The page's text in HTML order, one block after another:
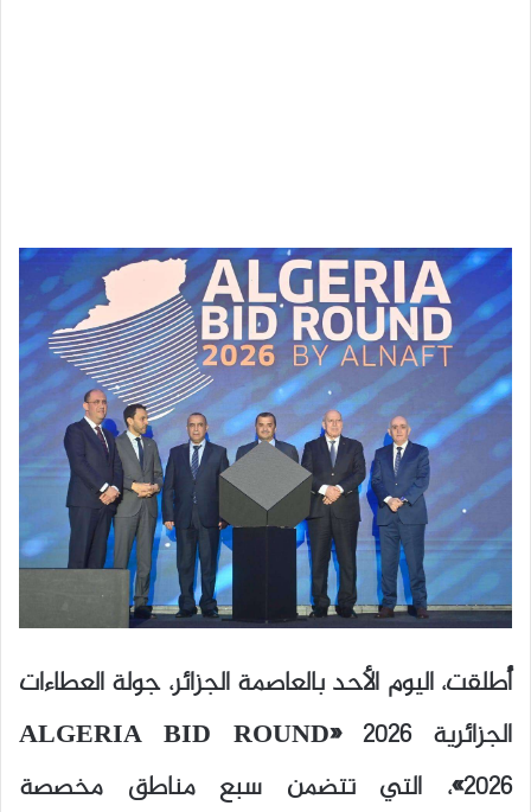
أُطلقت، اليوم الأحد بالعاصمة الجزائر، جولة العطاءات
الجزائرية 2026 «ALGERIA BID ROUND
2026»، التي تتضمن سبع مناطق مخصصة